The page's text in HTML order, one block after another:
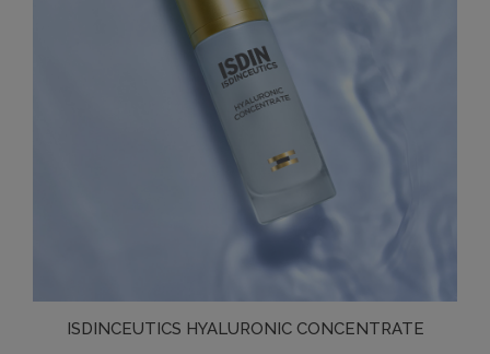
ISDINCEUTICS HYALURONIC CONCENTRATE